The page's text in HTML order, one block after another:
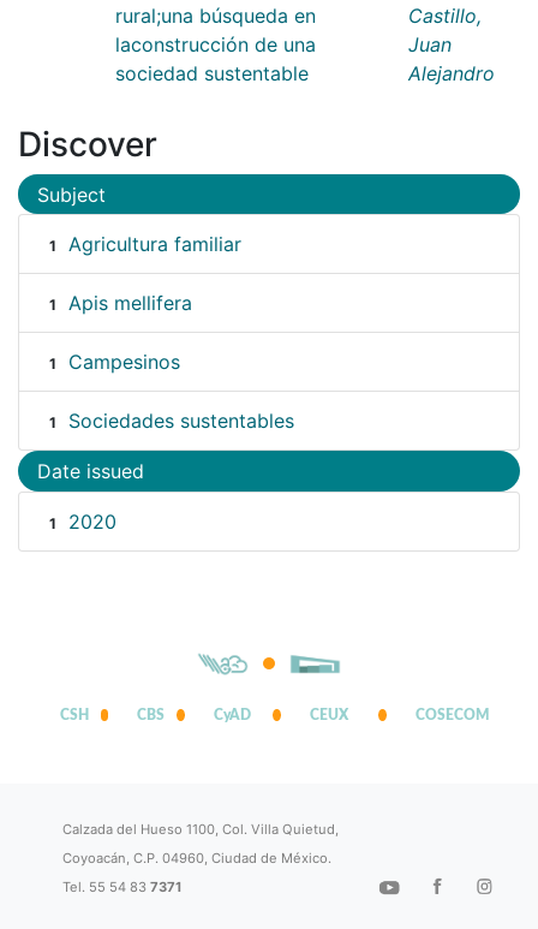
rural;una búsqueda en
laconstrucción de una
sociedad sustentable
Castillo,
Juan
Alejandro
Discover
Subject
1 Agricultura familiar
1 Apis mellifera
1 Campesinos
1 Sociedades sustentables
Date issued
1 2020
CSH CBS CyAD CEUX COSECOM
Calzada del Hueso 1100, Col. Villa Quietud,
Coyoacán, C.P. 04960, Ciudad de México.
Tel. 55 54 837371